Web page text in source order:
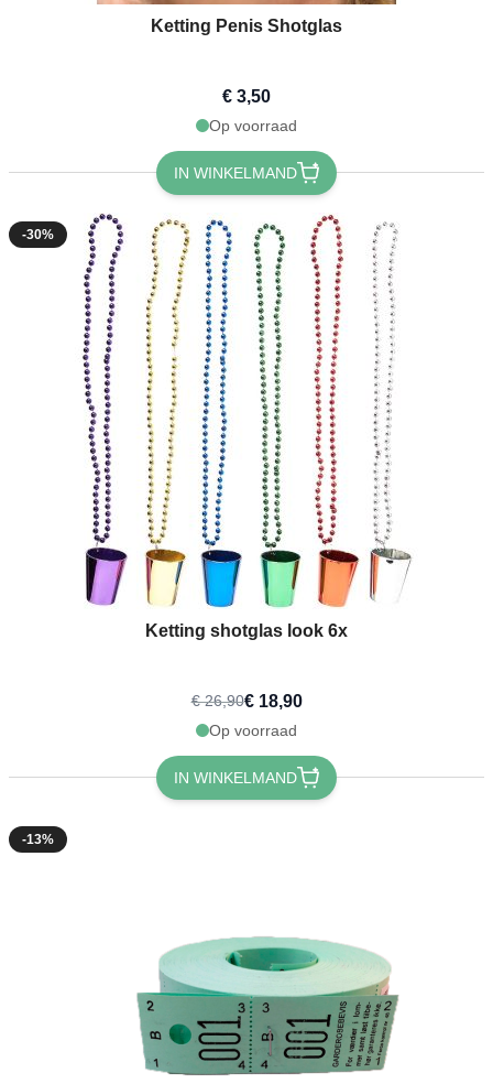
Ketting Penis Shotglas
€ 3,50
Op voorraad
IN WINKELMAND
-30%
Ketting shotglas look 6x
€ 26,90€ 18,90
Op voorraad
IN WINKELMAND
-13%